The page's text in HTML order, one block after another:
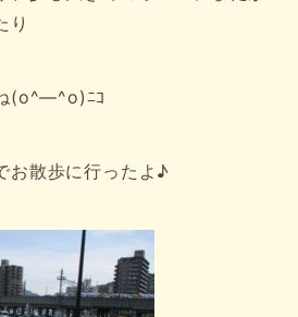
り
(o^―^o)ﾆｺ
お散歩に行ったよ♪